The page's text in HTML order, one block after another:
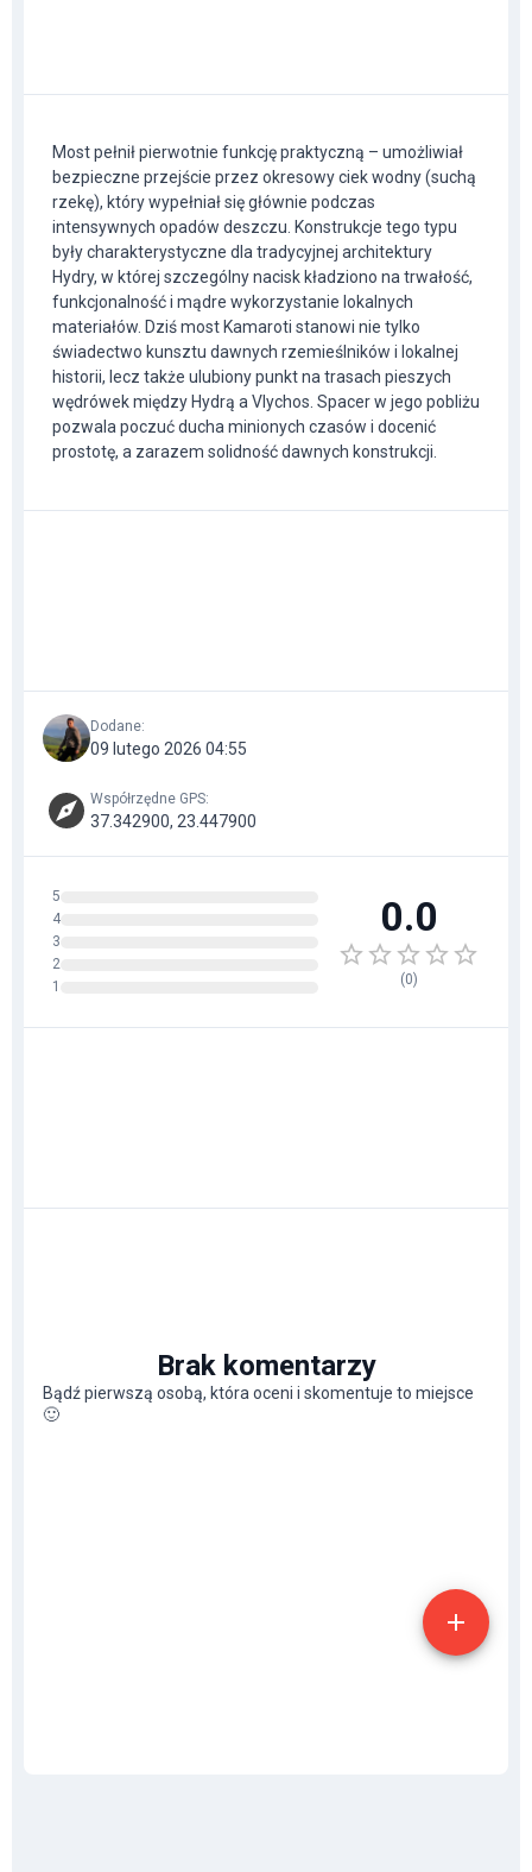
Most pełnił pierwotnie funkcję praktyczną – umożliwiał
bezpieczne przejście przez okresowy ciek wodny (suchą
rzekę), który wypełniał się głównie podczas
intensywnych opadów deszczu. Konstrukcje tego typu
były charakterystyczne dla tradycyjnej architektury
Hydry, w której szczególny nacisk kładziono na trwałość,
funkcjonalność i mądre wykorzystanie lokalnych
materiałów. Dziś most Kamaroti stanowi nie tylko
świadectwo kunsztu dawnych rzemieślników i lokalnej
historii, lecz także ulubiony punkt na trasach pieszych
wędrówek między Hydrą a Vlychos. Spacer w jego pobliżu
pozwala poczuć ducha minionych czasów i docenić
prostotę, a zarazem solidność dawnych konstrukcji.
Dodane:
09 lutego 2026 04:55
Współrzędne GPS:
37.342900, 23.447900
5
4
3
2
1
0.0
(0)
Brak komentarzy
Bądź pierwszą osobą, która oceni i skomentuje to miejsce
🙂